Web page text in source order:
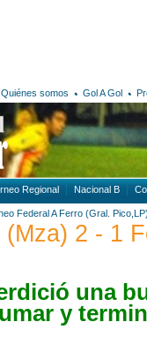
Quiénes somos Gol A Gol
Regional Nacional B
Federal A Ferro (Gral.
2 - 1
una
y